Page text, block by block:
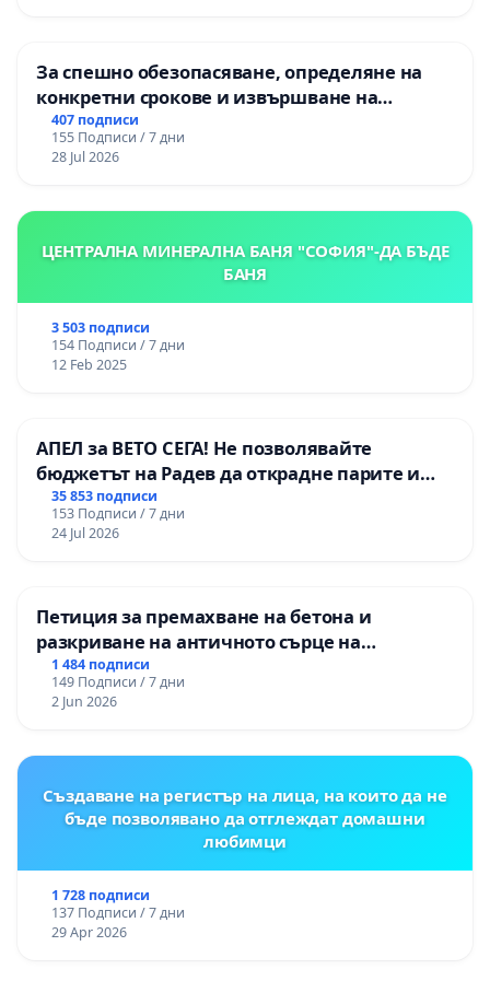
За спешно обезопасяване, определяне на
конкретни срокове и извършване на
цялостна рехабилитация на
републиканския път между пътен възел АМ
„Тракия“ - гр. Ихтиман - с. Мирово - к.к.
407 подписи
155 Подписи / 7 дни
28 Jul 2026
ЦЕНТРАЛНА МИНЕРАЛНА БАНЯ "СОФИЯ"-ДА БЪДЕ
БАНЯ
3 503 подписи
154 Подписи / 7 дни
12 Feb 2025
АПЕЛ за ВЕТО СЕГА! Не позволявайте
бюджетът на Радев да открадне парите и
правата ни в тъмното
35 853 подписи
153 Подписи / 7 дни
24 Jul 2026
Петиция за премахване на бетона и
разкриване на античното сърце на
Могиланската могила във Враца
1 484 подписи
149 Подписи / 7 дни
2 Jun 2026
Създаване на регистър на лица, на които да не
бъде позволявано да отглеждат домашни
любимци
1 728 подписи
137 Подписи / 7 дни
29 Apr 2026